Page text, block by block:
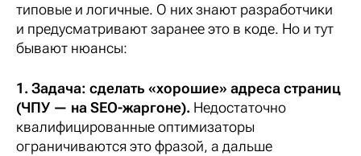
типовые и логичные. О них знают разработчики
и предусматривают заранее это в коде. Но и тут
бывают нюансы:
1. Задача: сделать «хорошие» адреса страниц
(ЧПУ — на SEO-жаргоне). Недостаточно
квалифицированные оптимизаторы
ограничиваются это фразой, а дальше